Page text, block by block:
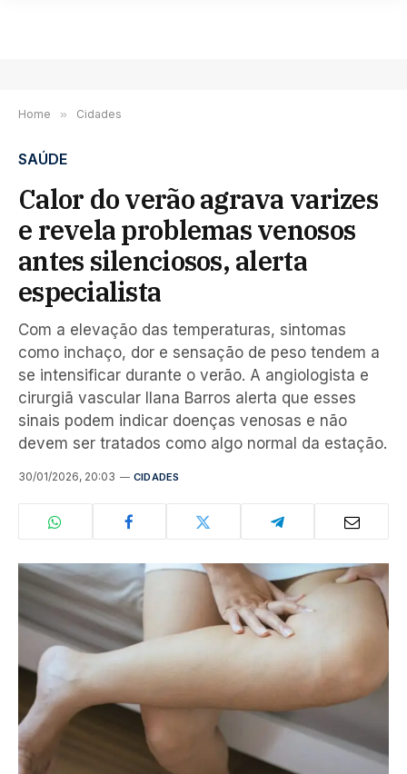
Home » Cidades
SAÚDE
Calor do verão agrava varizes
e revela problemas venosos
antes silenciosos, alerta
especialista
Com a elevação das temperaturas, sintomas
como inchaço, dor e sensação de peso tendem a
se intensificar durante o verão. A angiologista e
cirurgiã vascular Ilana Barros alerta que esses
sinais podem indicar doenças venosas e não
devem ser tratados como algo normal da estação.
30/01/2026, 20:03 CIDADES